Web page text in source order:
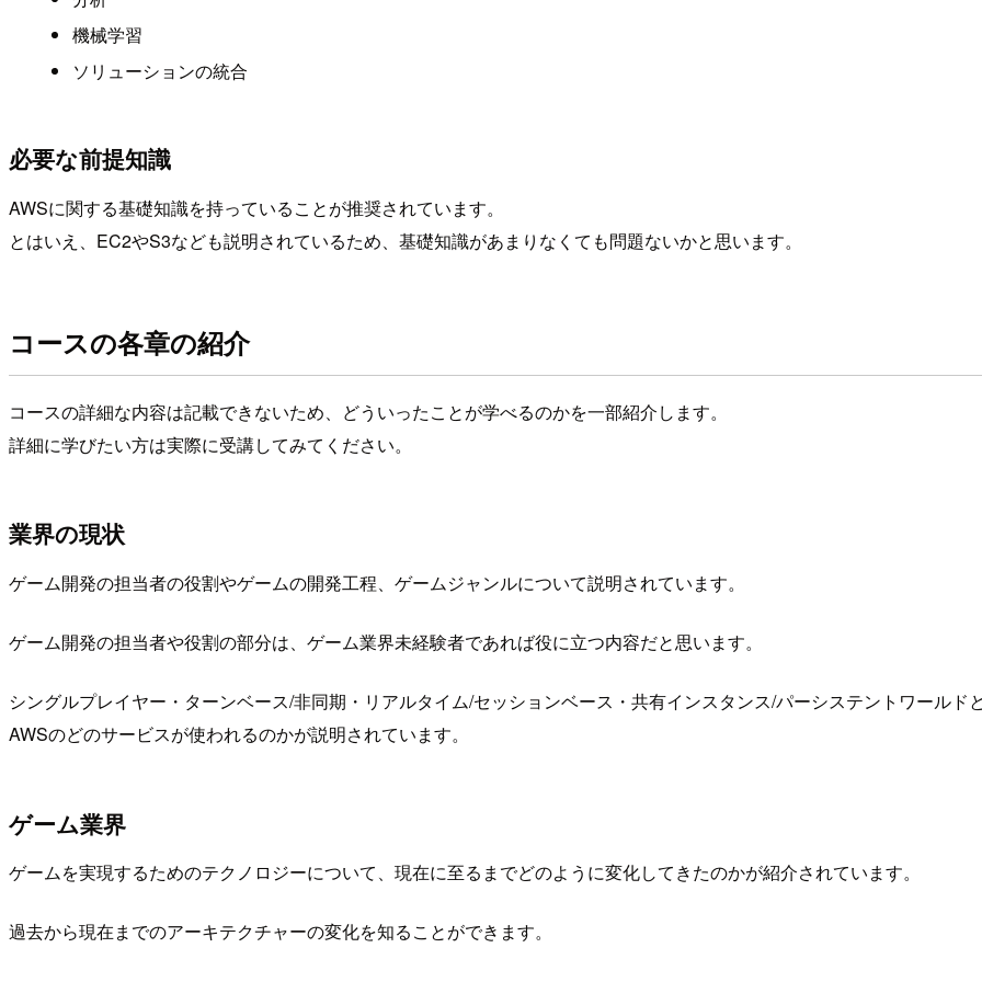
機械学習
ソリューションの統合
必要な前提知識
AWSに関する基礎知識を持っていることが推奨されています。
とはいえ、EC2やS3なども説明されているため、基礎知識があまりなくても問題ないかと思います。
コースの各章の紹介
コースの詳細な内容は記載できないため、どういったことが学べるのかを一部紹介します。
詳細に学びたい方は実際に受講してみてください。
業界の現状
ゲーム開発の担当者の役割やゲームの開発工程、ゲームジャンルについて説明されています。
ゲーム開発の担当者や役割の部分は、ゲーム業界未経験者であれば役に立つ内容だと思います。
シングルプレイヤー・ターンベース/非同期・リアルタイム/セッションベース・共有インスタンス/パーシステントワール
AWSのどのサービスが使われるのかが説明されています。
ゲーム業界
ゲームを実現するためのテクノロジーについて、現在に至るまでどのように変化してきたのかが紹介されています。
過去から現在までのアーキテクチャーの変化を知ることができます。